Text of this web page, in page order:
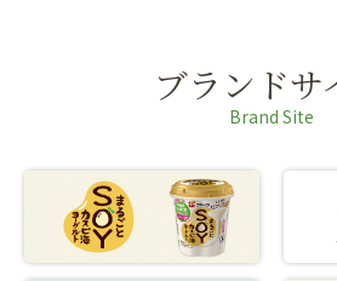
ブランドサ
Brand Site